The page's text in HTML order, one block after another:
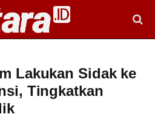
Lakukan Sidak ke
Tingkatkan